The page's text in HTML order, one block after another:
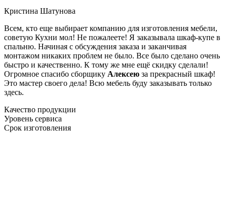
Кристина Шатунова
Всем, кто еще выбирает компанию для изготовления мебели,
советую Кухни мол! Не пожалеете! Я заказывала шкаф-купе в
спальню. Начиная с обсуждения заказа и заканчивая
монтажом никаких проблем не было. Все было сделано очень
быстро и качественно. К тому же мне ещё скидку сделали!
Огромное спасибо сборщику Алексею за прекрасный шкаф!
Это мастер своего дела! Всю мебель буду заказывать только
здесь.
Качество продукции
Уровень сервиса
Срок изготовления